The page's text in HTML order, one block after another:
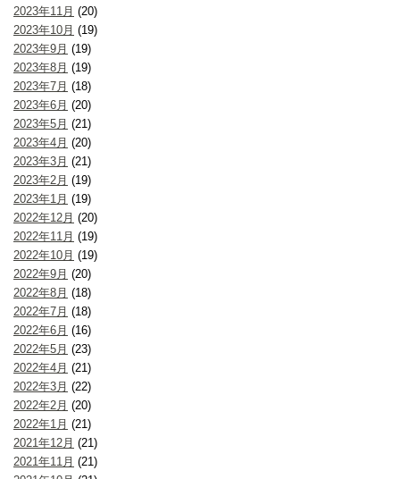
2023年11月 (20)
2023年10月 (19)
2023年9月 (19)
2023年8月 (19)
2023年7月 (18)
2023年6月 (20)
2023年5月 (21)
2023年4月 (20)
2023年3月 (21)
2023年2月 (19)
2023年1月 (19)
2022年12月 (20)
2022年11月 (19)
2022年10月 (19)
2022年9月 (20)
2022年8月 (18)
2022年7月 (18)
2022年6月 (16)
2022年5月 (23)
2022年4月 (21)
2022年3月 (22)
2022年2月 (20)
2022年1月 (21)
2021年12月 (21)
2021年11月 (21)